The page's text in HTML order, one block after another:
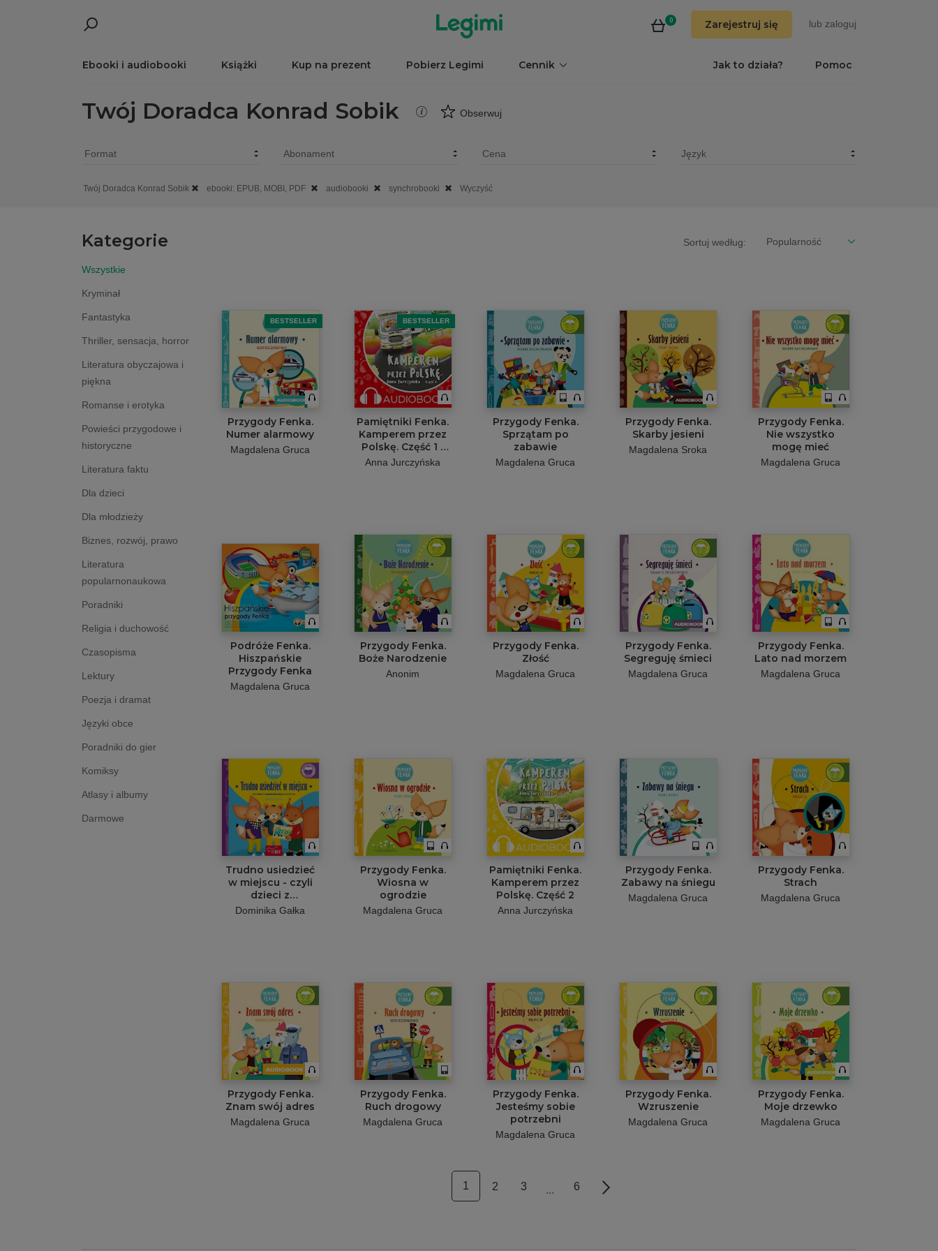
0 Zarejestruj się lub zaloguj
Ebooki i audiobooki Książki Kup na prezent Pobierz Legimi Cennik Pomoc
Jak to działa?
Twój Doradca Konrad Sobik Obserwuj
Twój Doradca Konrad Sobik ebooki: EPUB, MOBI, PDF audiobooki synchrobooki Wyczyść
Kategorie
Wszystkie
Kryminał
Fantastyka
Thriller, sensacja, horror
Literatura obyczajowa i
piękna
Romanse i erotyka
Powieści przygodowe i
historyczne
Literatura faktu
Dla dzieci
Dla młodzieży
Biznes, rozwój, prawo
Literatura
popularnonaukowa
Poradniki
Religia i duchowość
Czasopisma
Lektury
Poezja i dramat
Języki obce
Poradniki do gier
Komiksy
Atlasy i albumy
Darmowe
Sortuj według:
BESTSELLER
Przygody Fenka.
Numer alarmowy
Magdalena Gruca
BESTSELLER
Pamiętniki Fenka.
Kamperem przez
Polskę. Część 1 -
MP3
Anna Jurczyńska
Przygody Fenka.
Sprzątam po
zabawie
Magdalena Gruca
Przygody Fenka.
Skarby jesieni
Magdalena Sroka
Przygody Fenka.
Nie wszystko
mogę mieć
Magdalena Gruca
Podróże Fenka.
Hiszpańskie
Przygody Fenka
Magdalena Gruca
Przygody Fenka.
Boże Narodzenie
Anonim
Przygody Fenka.
Złość
Magdalena Gruca
Przygody Fenka.
Segreguję śmieci
Magdalena Gruca
Przygody Fenka.
Lato nad morzem
Magdalena Gruca
Trudno usiedzieć
w miejscu - czyli
dzieci z
nadpobudliwością
Dominika Gałka
Przygody Fenka.
Wiosna w
ogrodzie
Magdalena Gruca
Pamiętniki Fenka.
Kamperem przez
Polskę. Część 2
Anna Jurczyńska
Przygody Fenka.
Zabawy na śniegu
Magdalena Gruca
Przygody Fenka.
Strach
Magdalena Gruca
Przygody Fenka.
Znam swój adres
Magdalena Gruca
Przygody Fenka.
Ruch drogowy
Magdalena Gruca
Przygody Fenka.
Jesteśmy sobie
potrzebni
Magdalena Gruca
Przygody Fenka.
Wzruszenie
Magdalena Gruca
Przygody Fenka.
Moje drzewko
Magdalena Gruca
1 2 3 ... 6 Next